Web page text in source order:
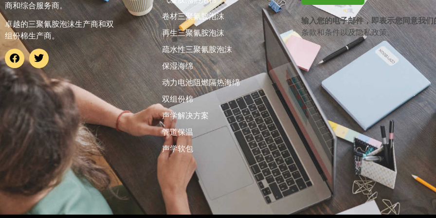
商和综合服务商。
卓越的三聚氰胺泡沫生产商和双
组份棉生产商。
卷材三聚氰胺泡沫
再生三聚氰胺泡沫
疏水性三聚氰胺泡沫
保湿海绵
动力电池阻燃隔热海绵
双组份棉
声学解决方案
管道保温
声学软包
输入您的电子邮件，即表示您同意我们
条款和条件以及隐私政策。